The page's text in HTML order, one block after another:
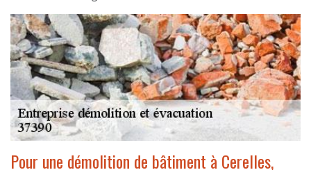
Pour une démolition de bâtiment à Cerelles,